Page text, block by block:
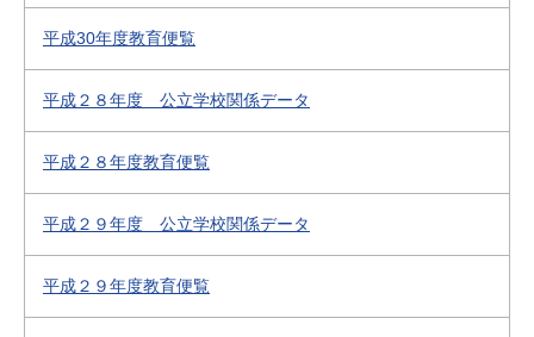
平成30年度教育便覧
平成２８年度 公立学校関係データ
平成２８年度教育便覧
平成２９年度 公立学校関係データ
平成２９年度教育便覧